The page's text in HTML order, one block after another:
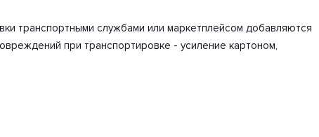
транспортными службами или маркетплейсом добавляются
при транспортировке - усиление картоном,